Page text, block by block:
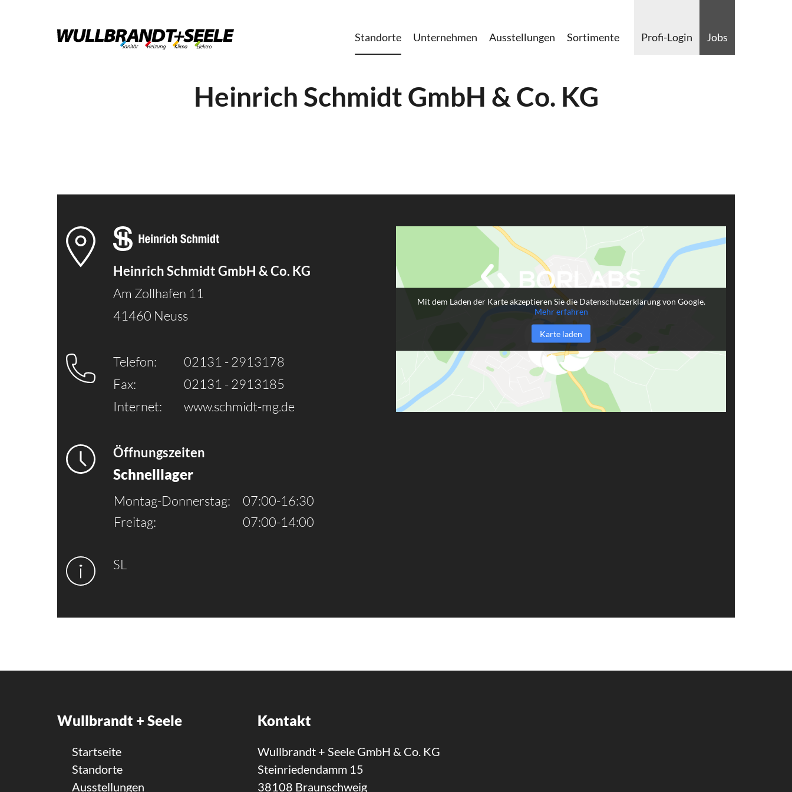
Standorte Unternehmen Ausstellungen Sortimente Profi-Login Jobs
Heinrich Schmidt GmbH & Co. KG
Heinrich Schmidt GmbH & Co. KG
Am Zollhafen 11
41460 Neuss
Telefon:
02131 - 2913178
Fax:
02131 - 2913185
Internet:
www.schmidt-mg.de
Öffnungszeiten
Schnelllager
Montag-Donnerstag:
07:00-16:30
Freitag:
07:00-14:00
SL
Mit dem Laden der Karte akzeptieren Sie die Datenschutzerklärung von Google.
Mehr erfahren
Karte laden
Wullbrandt + Seele
Startseite
Standorte
Ausstellungen
Kontakt
Wullbrandt + Seele GmbH & Co. KG
Steinriedendamm 15
38108 Braunschweig